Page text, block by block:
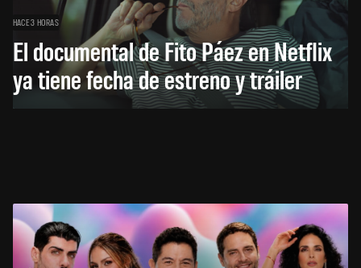
HACE 3 HORAS
El documental de Fito Páez en Netflix
ya tiene fecha de estreno y tráiler